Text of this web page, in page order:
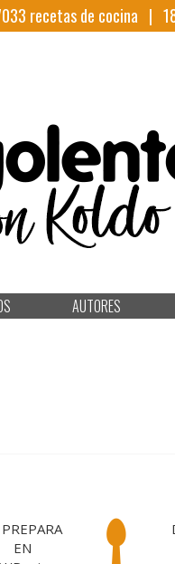
recetas de cocina |
AUTORES
EN